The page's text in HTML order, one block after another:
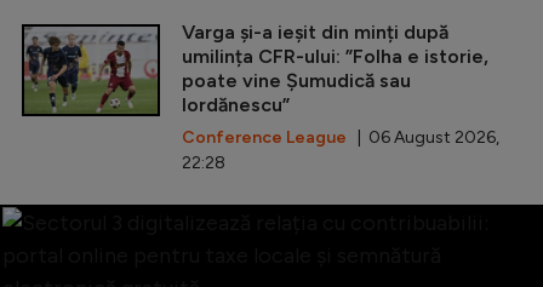
Varga și-a ieșit din minți după
umilința CFR-ului: ”Folha e istorie,
poate vine Șumudică sau
Iordănescu”
Conference League | 06 August 2026,
22:28